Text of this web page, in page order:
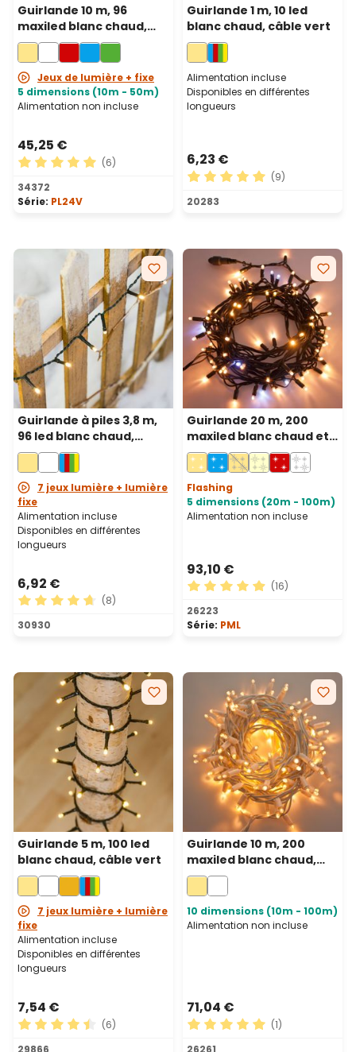
Guirlande 10 m, 96
maxiled blanc chaud,
câble transparent,
prolongeable
Jeux de lumière + fixe
5 dimensions (10m - 50m)
Alimentation non incluse
45,25 €
Note moyenne de 5 sur 5 étoiles
(6)
34372
Série: PL24V
Guirlande 1 m, 10 led
blanc chaud, câble vert
Alimentation incluse
Disponibles en différentes
longueurs
6,23 €
Note moyenne de 5 sur 5
(9)
20283
Guirlande à piles 3,8 m,
96 led blanc chaud,
câble vert
7 jeux lumière + lumière
fixe
Alimentation incluse
Disponibles en différentes
longueurs
6,92 €
Note moyenne de 4.63 sur 5 étoiles
(8)
30930
Guirlande 20 m, 200
maxiled blanc chaud et
blanc froid, câble vert,
prolongeable, IP67
Flashing
5 dimensions (20m - 100m)
Alimentation non incluse
93,10 €
Note moyenne de 4.88 sur
(16)
26223
Série: PML
Guirlande 5 m, 100 led
blanc chaud, câble vert
7 jeux lumière + lumière
fixe
Alimentation incluse
Disponibles en différentes
longueurs
7,54 €
Note moyenne de 4.5 sur 5 étoiles
(6)
29866
Guirlande 10 m, 200
maxiled blanc chaud,
câble blanc,
prolongeable, IP67
10 dimensions (10m - 100m)
Alimentation non incluse
71,04 €
Note moyenne de 5 sur 5
(1)
26261